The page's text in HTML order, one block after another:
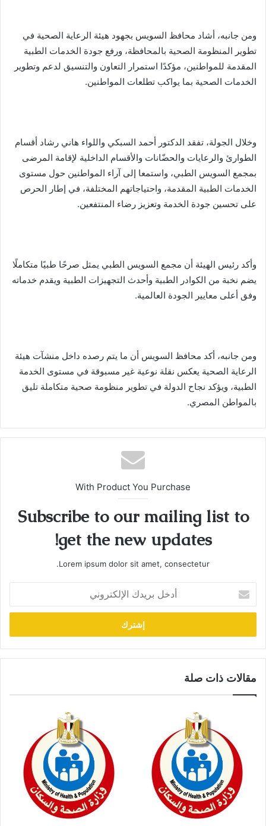
ومن جانبه، أشاد محافظ السويس بجهود هيئة الرعاية الصحية في
تطوير المنظومة الصحية بالمحافظة، ورفع جودة الخدمات الطبية
المقدمة للمواطنين، مؤكدًا استمرار التعاون والتنسيق لدعم وتطوير
الخدمات الصحية بما يواكب تطلعات المواطنين.
وخلال الجولة، تفقد الدكتور أحمد السبكي واللواء هاني رشاد أقسام
الطوارئ والرعايات والحضّانات والأقسام الداخلية لإقامة المرضى
بمجمع السويس الطبي، واستمعا إلى آراء المواطنين حول مستوى
الخدمات الطبية المقدمة، واحتياجاتهم المختلفة، في إطار الحرص
على تحسين جودة الخدمة وتعزيز رضاء المنتفعين.
وأكد رئيس الهيئة أن مجمع السويس الطبي يمثل صرحًا طبيًا متكاملًا
يضم نخبة من الكوادر الطبية وأحدث التجهيزات الطبية ويقدم خدماته
وفق أعلى معايير الجودة العالمية.
ومن جانبه، أكد محافظ السويس أن ما يتم رصده داخل منشآت هيئة
الرعاية الصحية يعكس نقلة نوعية غير مسبوقة في مستوى الخدمة
الطبية، ويؤكد نجاح الدولة في تطوير منظومة صحية متكاملة تليق
بالمواطن المصري.
With Product You Purchase
Subscribe to our mailing list to
get the new updates!
Lorem ipsum dolor sit amet, consectetur.
بريدك
الإلكتروني
مقالات ذات صلة